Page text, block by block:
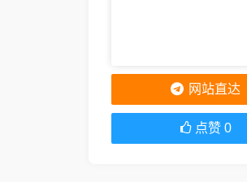
网站直达
点赞 0